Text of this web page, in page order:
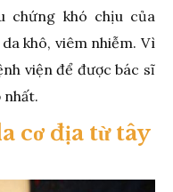
chứng khó chịu của
khô, viêm nhiễm. Vì
viện để được bác sĩ
nhất.
cơ địa từ tây